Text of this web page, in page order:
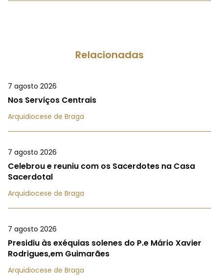
Relacionadas
7 agosto 2026
Nos Serviços Centrais
Arquidiocese de Braga
7 agosto 2026
Celebrou e reuniu com os Sacerdotes na Casa
Sacerdotal
Arquidiocese de Braga
7 agosto 2026
Presidiu às exéquias solenes do P.e Mário Xavier
Rodrigues,em Guimarães
Arquidiocese de Braga